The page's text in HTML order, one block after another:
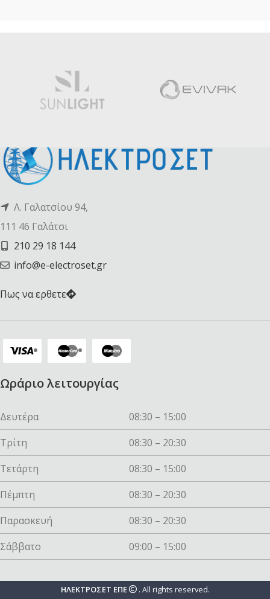
Λ. Γαλατσίου 94,
111 46 Γαλάτσι
210 29 18 144
info@e-electroset.gr
Πως να ερθετε
Ωράριο λειτουργίας
Δευτέρα
08:30 – 15:00
Τρίτη
08:30 – 20:30
Τετάρτη
08:30 – 15:00
Πέμπτη
08:30 – 20:30
Παρασκευή
08:30 – 20:30
Σάββατο
09:00 – 15:00
ΗΛΕΚΤΡΟΣΕΤ ΕΠΕ . All rights reserved.